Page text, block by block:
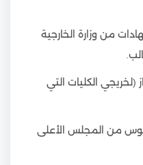
من وزارة الخارجية
(لخريجي الكليات التي
من المجلس الأعلى